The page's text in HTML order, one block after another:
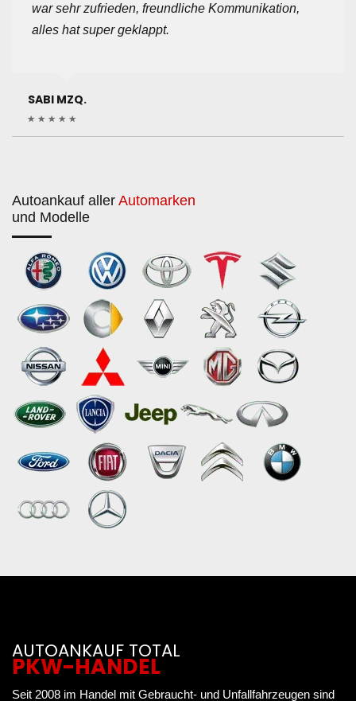
war sehr zufrieden, freundliche Kommunikation,
alles hat super geklappt.
SABI MZQ.
Autoankauf aller Automarken
und Modelle
AUTOANKAUF TOTAL
PKW-HANDEL
Seit 2008 im Handel mit Gebraucht- und Unfallfahrzeugen sind